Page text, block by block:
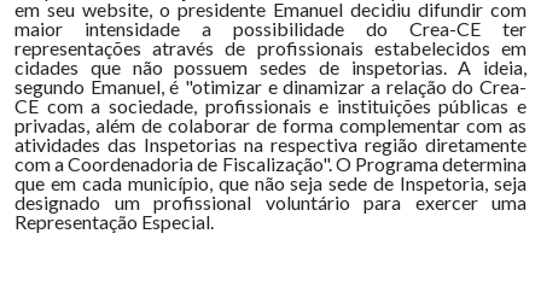
em seu website, o presidente Emanuel decidiu difundir com
maior intensidade a possibilidade do Crea-CE ter
representações através de profissionais estabelecidos em
cidades que não possuem sedes de inspetorias. A ideia,
segundo Emanuel, é "otimizar e dinamizar a relação do Crea-
CE com a sociedade, profissionais e instituições públicas e
privadas, além de colaborar de forma complementar com as
atividades das Inspetorias na respectiva região diretamente
com a Coordenadoria de Fiscalização". O Programa determina
que em cada município, que não seja sede de Inspetoria, seja
designado um profissional voluntário para exercer uma
Representação Especial.